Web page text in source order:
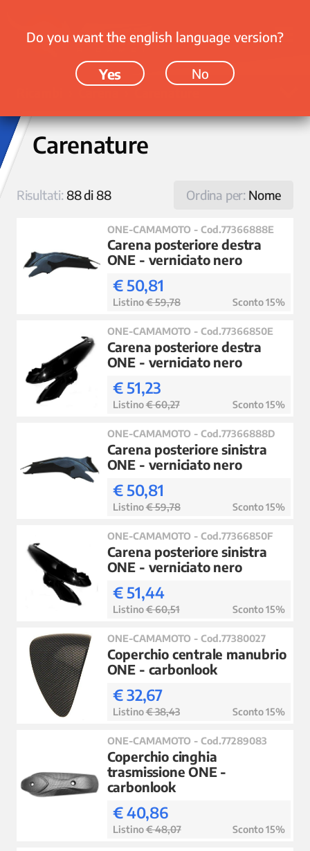
Carenature
Ordina per: Nome
Risultati:88 di 88
ONE-CAMAMOTO - Cod.77366888E
Carena posteriore destra
ONE - verniciato nero
€ 50,81
Listino€ 59,78 Sconto 15%
ONE-CAMAMOTO - Cod.77366850E
Carena posteriore destra
ONE - verniciato nero
€ 51,23
Listino€ 60,27 Sconto 15%
ONE-CAMAMOTO - Cod.77366888D
Carena posteriore sinistra
ONE - verniciato nero
€ 50,81
Listino€ 59,78 Sconto 15%
ONE-CAMAMOTO - Cod.77366850F
Carena posteriore sinistra
ONE - verniciato nero
€ 51,44
Listino€ 60,51 Sconto 15%
ONE-CAMAMOTO - Cod.77380027
Coperchio centrale manubrio
ONE - carbonlook
€ 32,67
Listino€ 38,43 Sconto 15%
ONE-CAMAMOTO - Cod.77289083
Coperchio cinghia
trasmissione ONE -
carbonlook
€ 40,86
Listino€ 48,07 Sconto 15%
Do you want the english language version?
Yes No